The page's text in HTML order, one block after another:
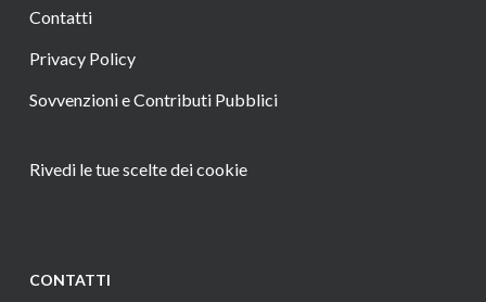
Contatti
Privacy Policy
Sovvenzioni e Contributi Pubblici
Rivedi le tue scelte dei cookie
CONTATTI